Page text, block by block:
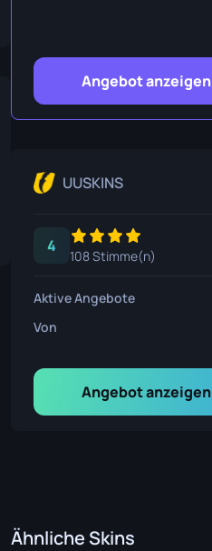
Ursus Messer
Angebot anzeigen
UUSKINS
4
108 Stimme(n)
Aktive Angebote
Von
Angebot anzeigen
Ähnliche Skins